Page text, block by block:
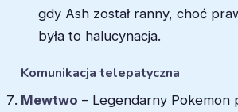
gdy Ash został ranny, choć
była to halucynacja.
Komunikacja telepatyczna
Mewtwo – Legendarny Pokemon